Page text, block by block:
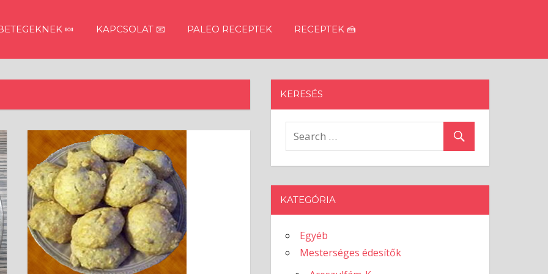
🍬 KAPCSOLAT 📧 PALEO RECEPTEK RECEPTEK 🍰
KERESÉS
KATEGÓRIA
Egyéb
Mesterséges édesítők